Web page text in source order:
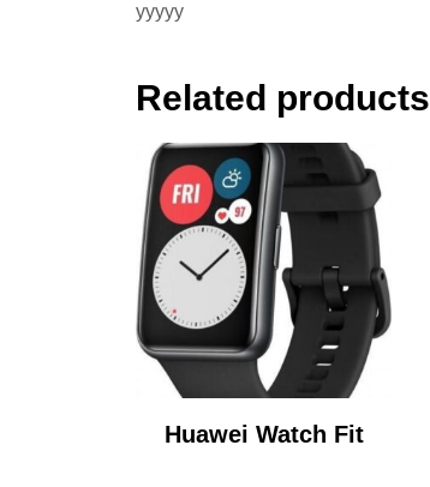
yyyyy
Related products
Huawei Watch Fit